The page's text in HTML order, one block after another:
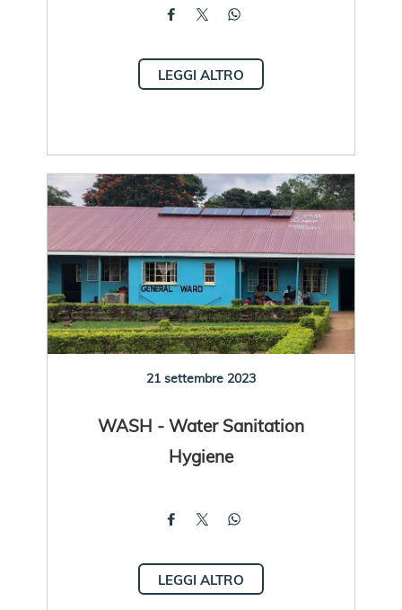
LEGGI ALTRO
21 settembre 2023
WASH - Water Sanitation
Hygiene
LEGGI ALTRO